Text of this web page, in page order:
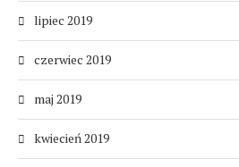
lipiec 2019
czerwiec 2019
maj 2019
kwiecień 2019